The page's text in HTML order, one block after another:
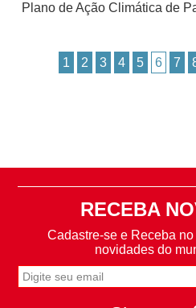
Plano de Ação Climática de
1 2 3 4 5 6 7
RECEBA
Cadastre-se e Receba
novidades do